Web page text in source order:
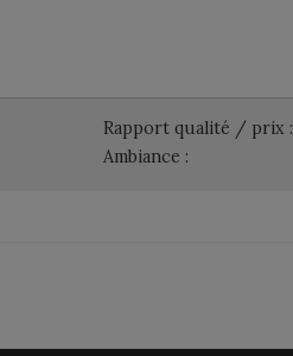
Rapport qualité / prix :
Ambiance :